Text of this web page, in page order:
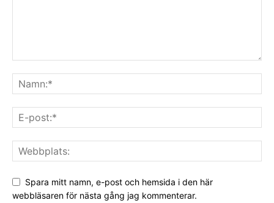
Spara mitt namn, e-post och hemsida i den här
webbläsaren för nästa gång jag kommenterar.